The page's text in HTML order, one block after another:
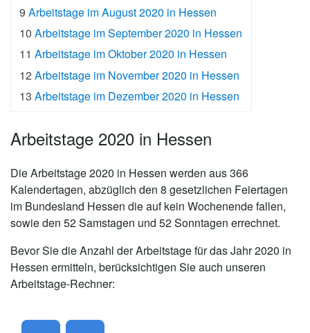
9 Arbeitstage im August 2020 in Hessen
10 Arbeitstage im September 2020 in Hessen
11 Arbeitstage im Oktober 2020 in Hessen
12 Arbeitstage im November 2020 in Hessen
13 Arbeitstage im Dezember 2020 in Hessen
Arbeitstage 2020 in Hessen
DieArbeitstage 2020 in Hessen werden aus 366
Kalendertagen, abzüglich den 8 gesetzlichen Feiertagen
im Bundesland Hessen die auf kein Wochenende fallen,
sowie den 52 Samstagen und 52 Sonntagen errechnet.
Bevor Sie die Anzahl der Arbeitstage für das Jahr 2020 in
Hessen ermitteln, berücksichtigen Sie auch unseren
Arbeitstage-Rechner: